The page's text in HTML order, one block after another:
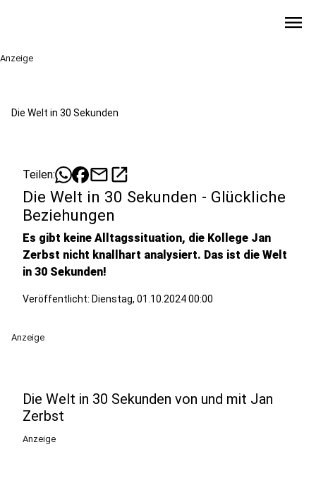
menu
Anzeige
Die Welt in 30 Sekunden
Teilen: mailopen_in_new
Die Welt in 30 Sekunden - Glückliche
Beziehungen
Es gibt keine Alltagssituation, die Kollege Jan
Zerbst nicht knallhart analysiert. Das ist die Welt
in 30 Sekunden!
Veröffentlicht: Dienstag, 01.10.2024 00:00
Anzeige
Die Welt in 30 Sekunden von und mit Jan
Zerbst
Anzeige